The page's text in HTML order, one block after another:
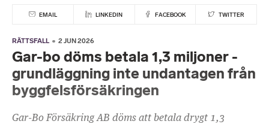
EMAIL LINKEDIN FACEBOOK TWITTER
RÄTTSFALL 2 JUN 2026
Gar-bo döms betala 1,3 miljoner -
grundläggning inte undantagen från
byggfelsförsäkringen
Gar-Bo Försäkring AB döms att betala drygt 1,3